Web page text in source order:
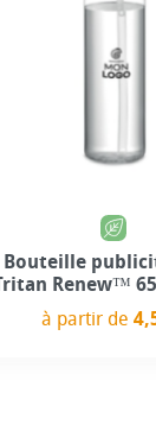
Bouteille
Renew™
à partir de